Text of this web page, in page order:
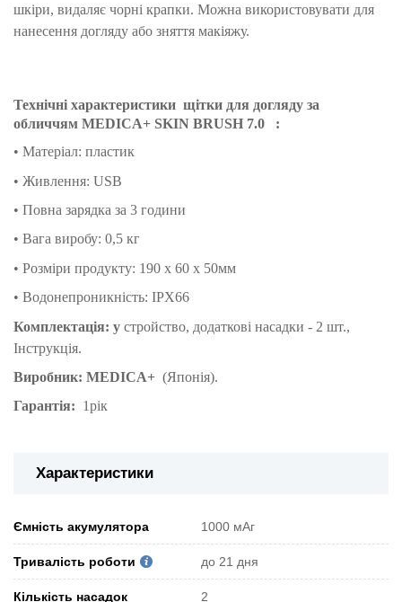
шкіри, видаляє чорні крапки. Можна використовувати для
нанесення догляду або зняття макіяжу.
Технічні характеристики щітки для догляду за
обличчям MEDICA+ SKIN BRUSH 7.0
:
• Матеріал: пластик
• Живлення: USB
• Повна зарядка за 3 години
• Вага виробу: 0,5 кг
• Розміри продукту: 190 х 60 х 50мм
• Водонепроникність: IPX66
Комплектація: у стройство, додаткові насадки - 2 шт.,
Інструкція.
Виробник: MEDICA+ (Японія).
Гарантія: 1рік
Характеристики
Ємність акумулятора 1000 мАг
Тривалість роботи до 21 дня
Кількість насадок 2